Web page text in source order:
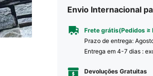
Envio Internacional
Frete grátis(Pedidos ≥
Prazo de entrega:
Entrega em 4-7 dias :
Devoluções Gratuitas